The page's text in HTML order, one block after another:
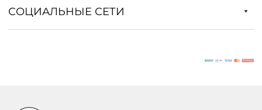
СОЦИАЛЬНЫЕ СЕТИ